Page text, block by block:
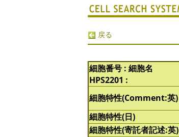
戻る
細胞番号 : 細胞名
HPS2201 :
細胞特性(Comment:英)
細胞特性(日)
細胞特性(寄託者記述:英)